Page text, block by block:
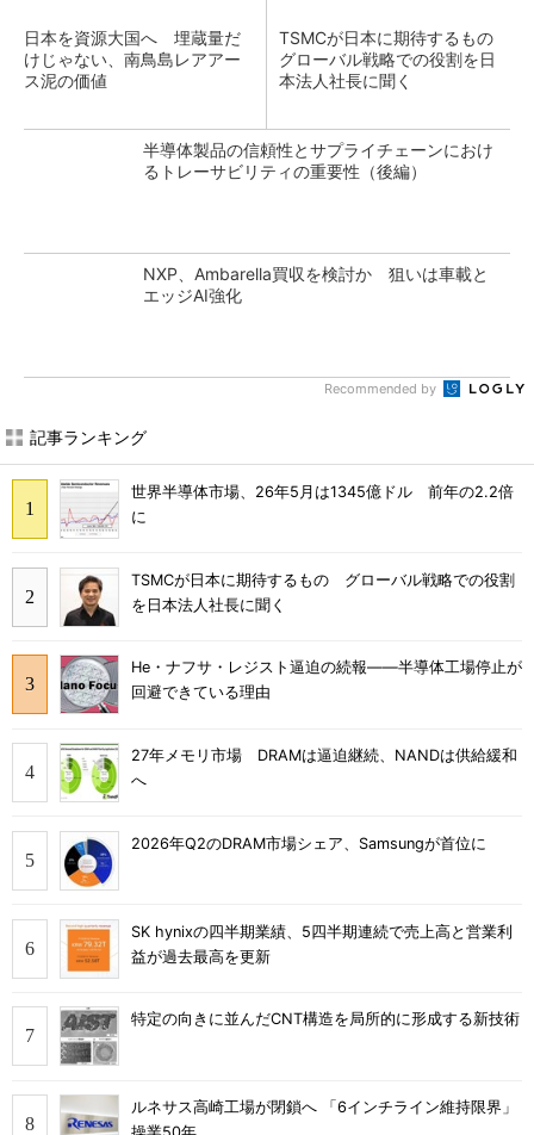
日本を資源大国へ 埋蔵量だ
けじゃない、南鳥島レアアー
ス泥の価値
TSMCが日本に期待するもの
グローバル戦略での役割を日
本法人社長に聞く
半導体製品の信頼性とサプライチェーンにおけ
るトレーサビリティの重要性（後編）
NXP、Ambarella買収を検討か 狙いは車載と
エッジAI強化
Recommended by
記事ランキング
世界半導体市場、26年5月は1345億ドル 前年の2.2倍
に
TSMCが日本に期待するもの グローバル戦略での役割
を日本法人社長に聞く
He・ナフサ・レジスト逼迫の続報――半導体工場停止が
回避できている理由
27年メモリ市場 DRAMは逼迫継続、NANDは供給緩和
へ
2026年Q2のDRAM市場シェア、Samsungが首位に
SK hynixの四半期業績、5四半期連続で売上高と営業利
益が過去最高を更新
特定の向きに並んだCNT構造を局所的に形成する新技術
ルネサス高崎工場が閉鎖へ 「6インチライン維持限界」